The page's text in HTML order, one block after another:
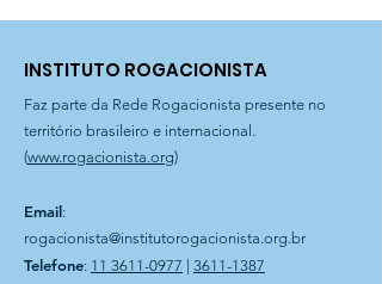
INSTITUTO ROGACIONISTA
Faz parte da Rede Rogacionista presente no
território brasileiro e internacional.
(www.rogacionista.org)
Email:
rogacionista@institutorogacionista.org.br
Telefone: 11 3611-0977 3611-1387